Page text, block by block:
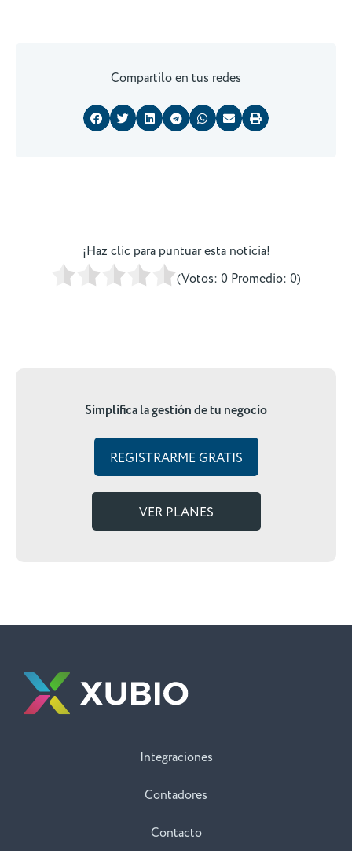
Compartilo en tus redes
¡Haz clic para puntuar esta noticia!
(Votos: 0 Promedio: 0)
Simplifica la gestión de tu negocio
REGISTRARME GRATIS
VER PLANES
Integraciones
Contadores
Contacto